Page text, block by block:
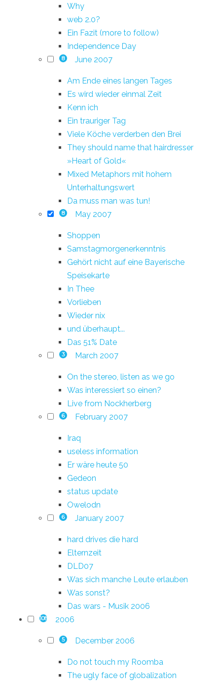
Why
web 2.0?
Ein Fazit (more to follow)
Independence Day
8 June 2007
Am Ende eines langen Tages
Es wird wieder einmal Zeit
Kenn ich
Ein trauriger Tag
Viele Köche verderben den Brei
They should name that hairdresser
»Heart of Gold«
Mixed Metaphors mit hohem
Unterhaltungswert
Da muss man was tun!
8 May 2007
Shoppen
Samstagmorgenerkenntnis
Gehört nicht auf eine Bayerische
Speisekarte
In Thee
Vorlieben
Wieder nix
und überhaupt...
Das 51% Date
3 March 2007
On the stereo, listen as we go
Was interessiert so einen?
Live from Nockherberg
6 February 2007
Iraq
useless information
Er wäre heute 50
Gedeon
status update
Owelodn
6 January 2007
hard drives die hard
Elternzeit
DLD07
Was sich manche Leute erlauben
Was sonst?
Das wars - Musik 2006
108 2006
5 December 2006
Do not touch my Roomba
The ugly face of globalization